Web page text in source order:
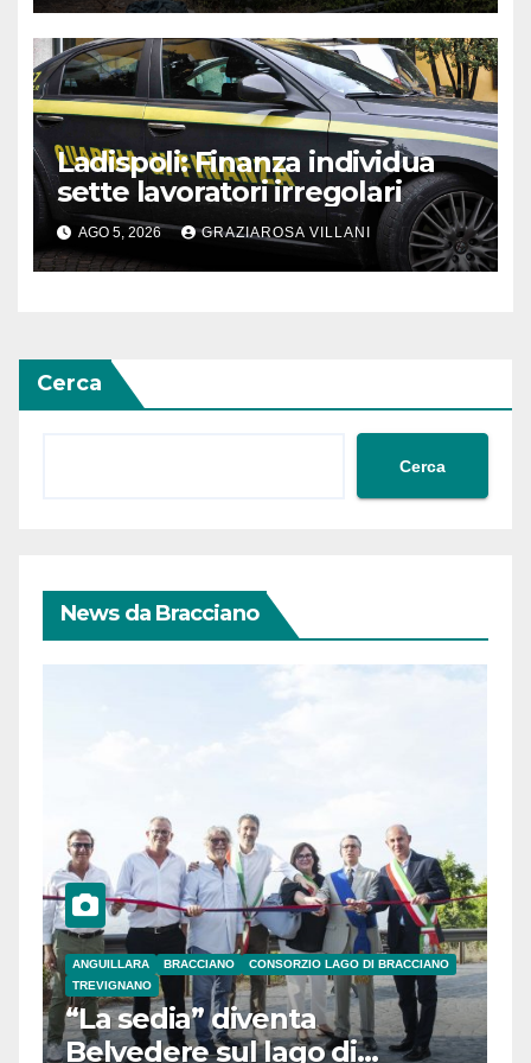
Ladispoli: Finanza individua
sette lavoratori irregolari
AGO 5, 2026 GRAZIAROSA VILLANI
Cerca
Cerca
News da Bracciano
ANGUILLARA BRACCIANO
CONSORZIO LAGO DI BRACCIANO
TREVIGNANO
“La sedia” diventa
Belvedere sul lago di